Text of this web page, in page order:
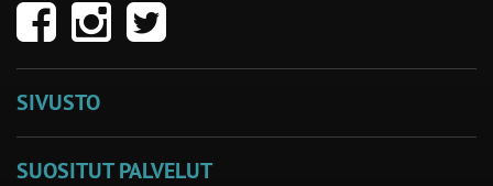
SIVUSTO
SUOSITUT PALVELUT